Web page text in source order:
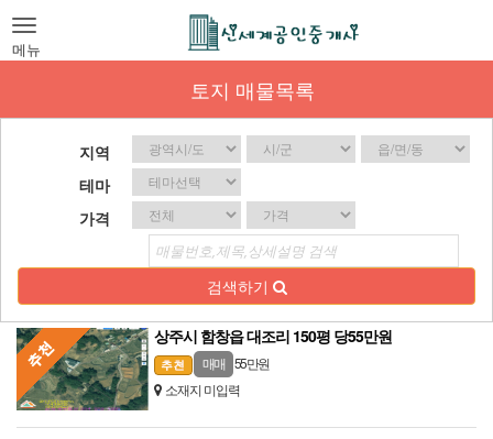
Toggle
navigation
메뉴
토지 매물목록
지역
테마
가격
검색하기
상주시 함창읍 대조리 150평 당55만원
매매
55 만원
소재지 미입력